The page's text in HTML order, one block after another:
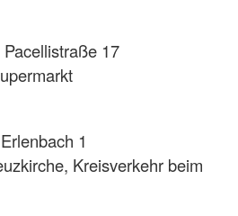
17
1
Kreisverkehr beim